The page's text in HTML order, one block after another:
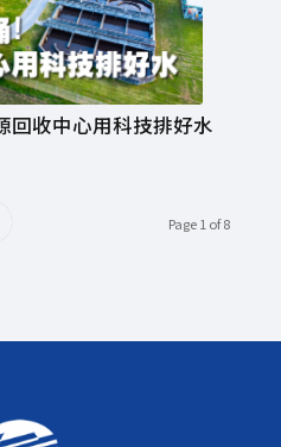
回收中心用科技排好水
Page 1 of 8